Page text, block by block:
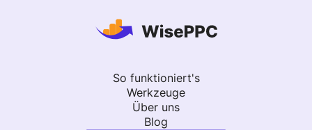
So funktioniert's
Werkzeuge
Über uns
Blog